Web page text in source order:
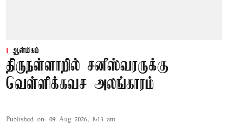
ஆன்மிகம்
திருநள்ளாறில் சனீஸ்வரருக்கு
வெள்ளிக்கவச அலங்காரம்
Published on: 09 Aug 2026, 8:13 am